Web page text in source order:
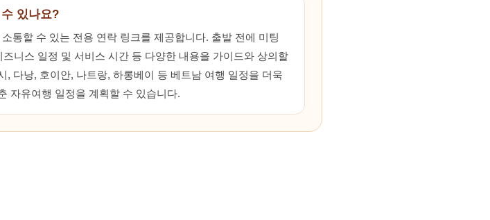
있나요?
통할 수 있는 전용 연락 링크를 제공합니다. 출발 전에 미팅
니스 일정 및 서비스 시간 등 다양한 내용을 가이드와 상의할
다낭, 호이안, 나트랑, 하롱베이 등 베트남 여행 일정을 더욱
자유여행 일정을 계획할 수 있습니다.